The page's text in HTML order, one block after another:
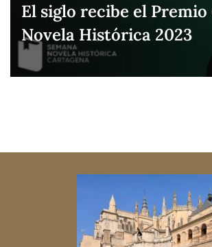
El siglo recibe el Premio
Novela Histórica 2023